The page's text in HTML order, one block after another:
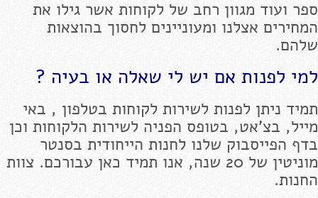
ספר ועוד מגוון רחב של לקוחות אשר גילו את
המחירים אצלנו ומעוניינים לחסוך בהוצאות
שלהם.
למי לפנות אם יש לי שאלה או בעיה ?
תמיד ניתן לפנות לשירות לקוחות בטלפון , באי
מייל, בצ'אט, בטופס הפניה לשירות הלקוחות וכן
בדף הפייסבוק שלנו לחנות הייחודית בסנטר
מוניטין של 20 שנה, אנו תמיד כאן עבורכם. צוות
החנות.